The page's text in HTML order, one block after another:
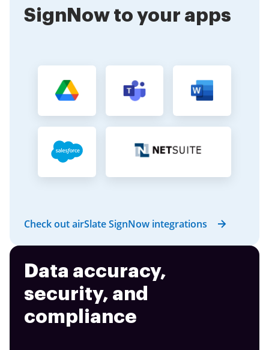
SignNow to your apps
Check out airSlate SignNow integrations
Data accuracy,
security, and
compliance